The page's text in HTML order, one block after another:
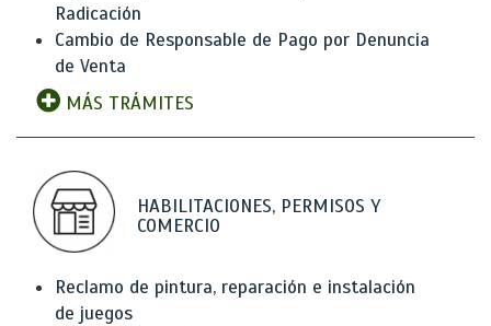
Radicación
Cambio de Responsable de Pago por Denuncia
de Venta
MÁS TRÁMITES
HABILITACIONES, PERMISOS Y
COMERCIO
Reclamo de pintura, reparación e instalación
de juegos